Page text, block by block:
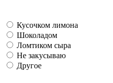
Кусочком лимона
Шоколадом
Ломтиком сыра
Не закусываю
Другое